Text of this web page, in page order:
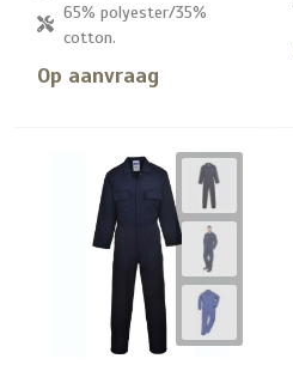
65% polyester/35%
cotton.
Op aanvraag